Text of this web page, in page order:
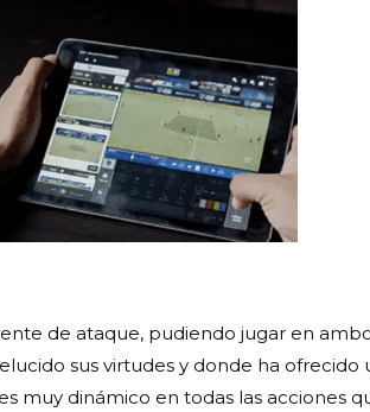
de ataque, pudiendo jugar en
sus virtudes y donde ha ofrecido
muy dinámico en todas las acciones